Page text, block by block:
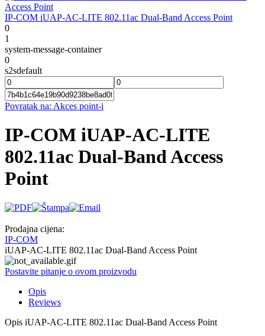
IP-COM iUAP-AC-LITE 802.11ac Dual-Band Access Point
0
1
system-message-container
0
s2sdefault
Povratak na: Akces point-i
IP-COM iUAP-AC-LITE
802.11ac Dual-Band Access
Point
Prodajna cijena:
IP-COM
iUAP-AC-LITE 802.11ac Dual-Band Access Point
Postavite pitanje o ovom proizvodu
Opis
Reviews
Opis iUAP-AC-LITE 802.11ac Dual-Band Access Point